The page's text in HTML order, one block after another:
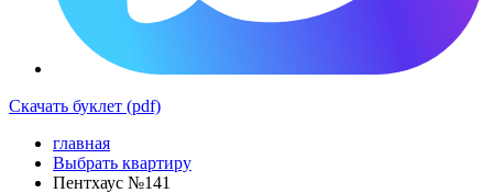
Скачать буклет (pdf)
главная
Выбрать квартиру
Пентхаус №141